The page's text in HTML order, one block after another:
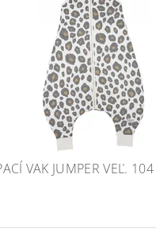
VAK JUMPER VEĽ. 104